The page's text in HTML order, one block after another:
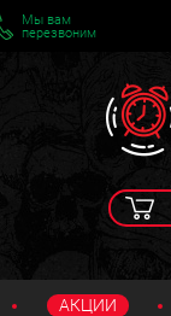
Мы вам
перезвоним
АКЦИИ